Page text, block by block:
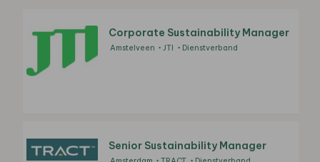
Corporate Sustainability Manager
Amstelveen JTI Dienstverband
Senior Sustainability Manager